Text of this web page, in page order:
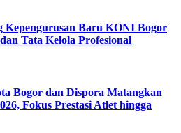
Kepengurusan Baru KONI Bogor
Tata Kelola Profesional
Bogor dan Dispora Matangkan
Fokus Prestasi Atlet hingga